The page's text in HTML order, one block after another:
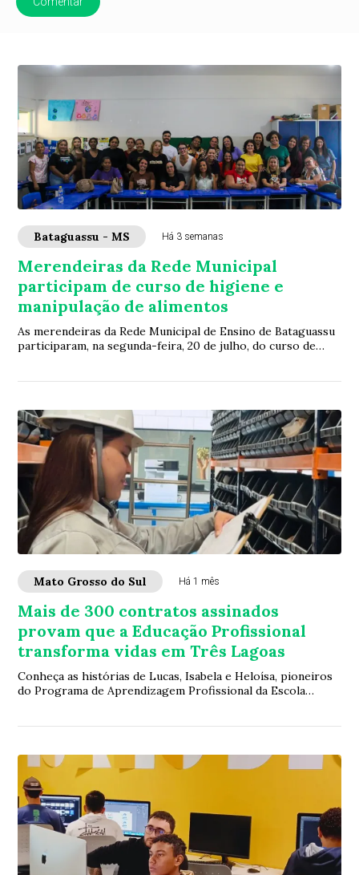
Bataguassu - MS Há 3 semanas
Merendeiras da Rede Municipal
participam de curso de higiene e
manipulação de alimentos
As merendeiras da Rede Municipal de Ensino de Bataguassu
participaram, na segunda-feira, 20 de julho, do curso de
Mato Grosso do Sul Há 1 mês
Mais de 300 contratos assinados
provam que a Educação Profissional
transforma vidas em Três Lagoas
Conheça as histórias de Lucas, Isabela e Heloísa, pioneiros
do Programa de Aprendizagem Profissional da Escola